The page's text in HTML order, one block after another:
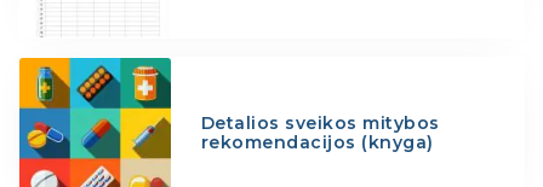
Detalios sveikos mitybos
rekomendacijos (knyga)